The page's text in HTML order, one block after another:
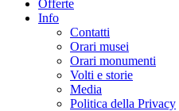
Offerte
Info
Contatti
Orari musei
Orari monumenti
Volti e storie
Media
Politica della Privacy